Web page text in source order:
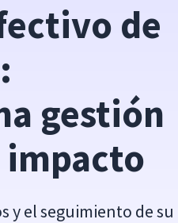
de
gestión
impacto
y el seguimiento de su